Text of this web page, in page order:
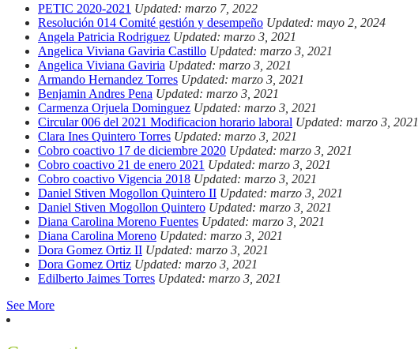
PETIC 2020-2021 Updated: marzo 7, 2022
Resolución 014 Comité gestión y desempeño Updated: mayo 2, 2024
Angela Patricia Rodriguez Updated: marzo 3, 2021
Angelica Viviana Gaviria Castillo Updated: marzo 3, 2021
Angelica Viviana Gaviria Updated: marzo 3, 2021
Armando Hernandez Torres Updated: marzo 3, 2021
Benjamin Andres Pena Updated: marzo 3, 2021
Carmenza Orjuela Dominguez Updated: marzo 3, 2021
Circular 006 del 2021 Modificacion horario laboral Updated: marzo 3, 2021
Clara Ines Quintero Torres Updated: marzo 3, 2021
Cobro coactivo 17 de diciembre 2020 Updated: marzo 3, 2021
Cobro coactivo 21 de enero 2021 Updated: marzo 3, 2021
Cobro coactivo Vigencia 2018 Updated: marzo 3, 2021
Daniel Stiven Mogollon Quintero II Updated: marzo 3, 2021
Daniel Stiven Mogollon Quintero Updated: marzo 3, 2021
Diana Carolina Moreno Fuentes Updated: marzo 3, 2021
Diana Carolina Moreno Updated: marzo 3, 2021
Dora Gomez Ortiz II Updated: marzo 3, 2021
Dora Gomez Ortiz Updated: marzo 3, 2021
Edilberto Jaimes Torres Updated: marzo 3, 2021
See More